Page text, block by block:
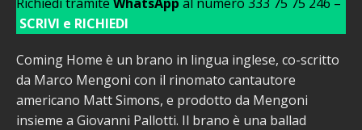
SCRIVI e RICHIEDI
Coming Home è un brano in lingua inglese, co-scritto
da Marco Mengoni con il rinomato cantautore
americano Matt Simons, e prodotto da Mengoni
insieme a Giovanni Pallotti. Il brano è una ballad